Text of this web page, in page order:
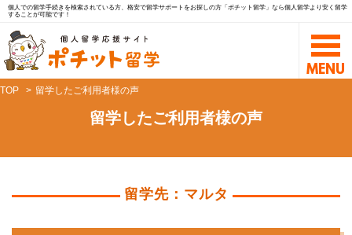
個人での留学手続きを検索されている方、格安で留学サポートをお探しの方「ポチット留学」なら個人留学より安く留学
することが可能です！
TOP 留学したご利用者様の声
留学したご利用者様の声
留学先：マルタ